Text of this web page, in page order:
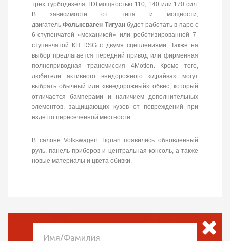
трех турбодизеля TDI мощностью 110, 140 или 170 сил.
В зависимости от типа и мощности,
двигательФольксваген Тигуанбудет работать в паре с
6-ступенчатой «механикой» или роботизированной 7-
ступенчатой КП DSG с двумя сцеплениями. Также на
выбор предлагается передний привод или фирменная
полноприводная трансмиссия 4Motion. Кроме того,
любители активного внедорожного «драйва» могут
выбрать обычный или «внедорожный» обвес, который
отличается бамперами и наличием дополнительных
элементов, защищающих кузов от повреждений при
езде по пересеченной местности.
В салоне Volkswagen Tiguan появились обновленный
руль, панель приборов и центральная консоль, а также
новые материалы и цвета обивки.